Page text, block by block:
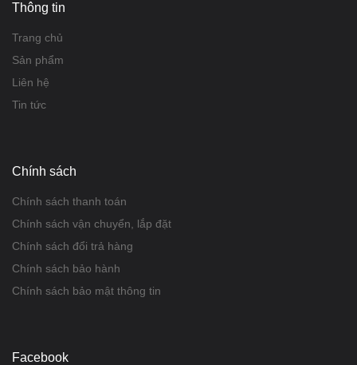
Thông tin
Trang chủ
Sản phẩm
Liên hệ
Tin tức
Chính sách
Chính sách thanh toán
Chính sách vận chuyển, lắp đặt
Chính sách đổi trả hàng
Chính sách bảo hành
Chính sách bảo mật thông tin
Facebook